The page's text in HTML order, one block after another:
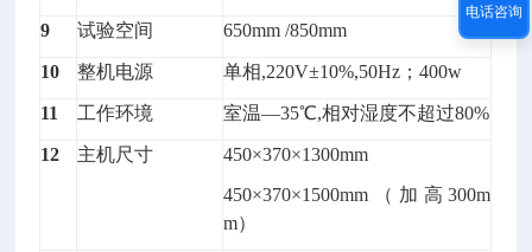
9 试验空间 650mm /850mm
10 整机电源 单相,220V±10%,50Hz；400w
11 工作环境 室温—35℃,相对湿度不超过80%
12 主机尺寸
450×370×1300mm
450×370×1500mm（加高300m
m）
电话咨询